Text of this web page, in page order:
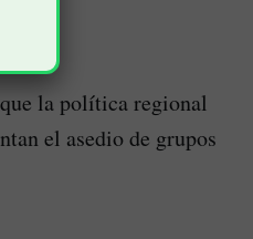
la política regional
el asedio de grupos